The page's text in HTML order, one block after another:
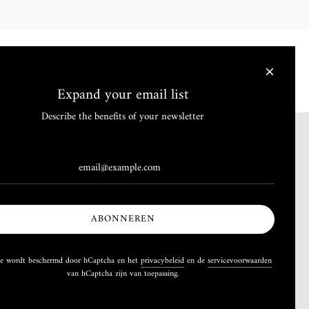
Algemene voorwaarden
Privacy Beleid
Betalingsbeleid
Expand your email list
Describe the benefits of your newsletter
ABONNEREN
wordt beschermd door hCaptcha en hetprivacybeleiden deservicevoorwaarden
van hCaptcha zijn van toepassing.